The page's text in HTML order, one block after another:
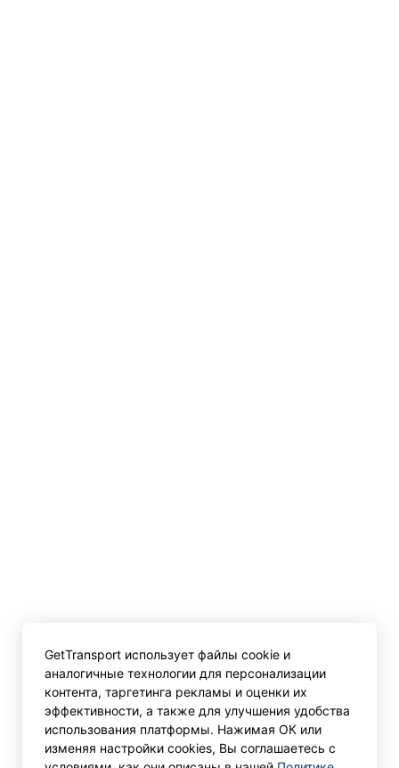
GetTransport использует файлы cookie и
аналогичные технологии для персонализации
контента, таргетинга рекламы и оценки их
эффективности, а также для улучшения удобства
использования платформы. Нажимая ОК или
изменяя настройки cookies, Вы соглашаетесь с